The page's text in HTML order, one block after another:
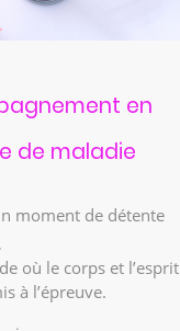
en
de maladie
moment de détente
où le corps et l’esprit
à l’épreuve.